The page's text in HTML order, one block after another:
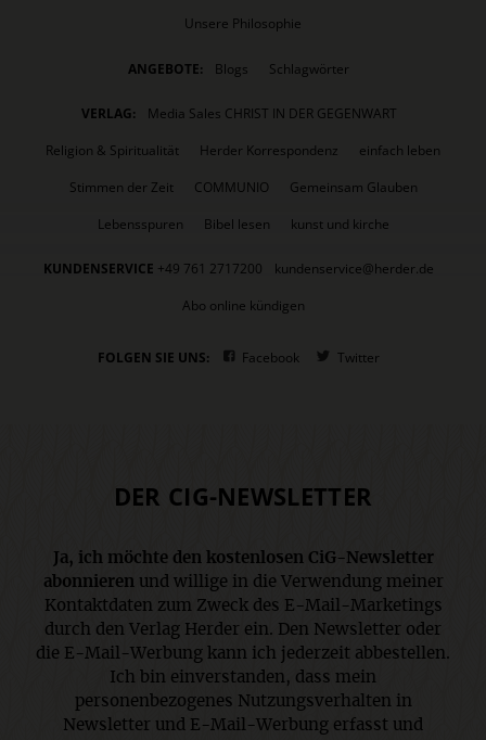
Unsere Philosophie
ANGEBOTE: Blogs Schlagwörter
VERLAG:
Media Sales CHRIST IN DER GEGENWART
Religion & Spiritualität
Herder Korrespondenz
einfach leben
Stimmen der Zeit
COMMUNIO
Gemeinsam Glauben
Lebensspuren
Bibel lesen kunst und kirche
KUNDENSERVICE +49 761 2717200
kundenservice@herder.de
Abo online kündigen
FOLGEN SIE UNS: Facebook Twitter
DER CIG-NEWSLETTER
Ja, ich möchte den kostenlosen CiG-Newsletter
abonnierenund willige in die Verwendung meiner
Kontaktdaten zum Zweck des E-Mail-Marketings
durch den Verlag Herder ein. Den Newsletter oder
die E-Mail-Werbung kann ich jederzeit abbestellen.
Ich bin einverstanden, dass mein
personenbezogenes Nutzungsverhalten in
Newsletter und E-Mail-Werbung erfasst und